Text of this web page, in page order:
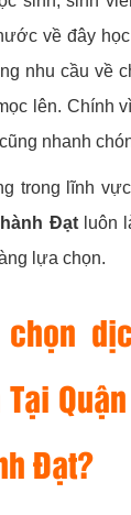
về đây
nhu cầu về
lên. Chính
nhanh
trong lĩnh
Đạtluôn
lựa chọn.
Đạt?